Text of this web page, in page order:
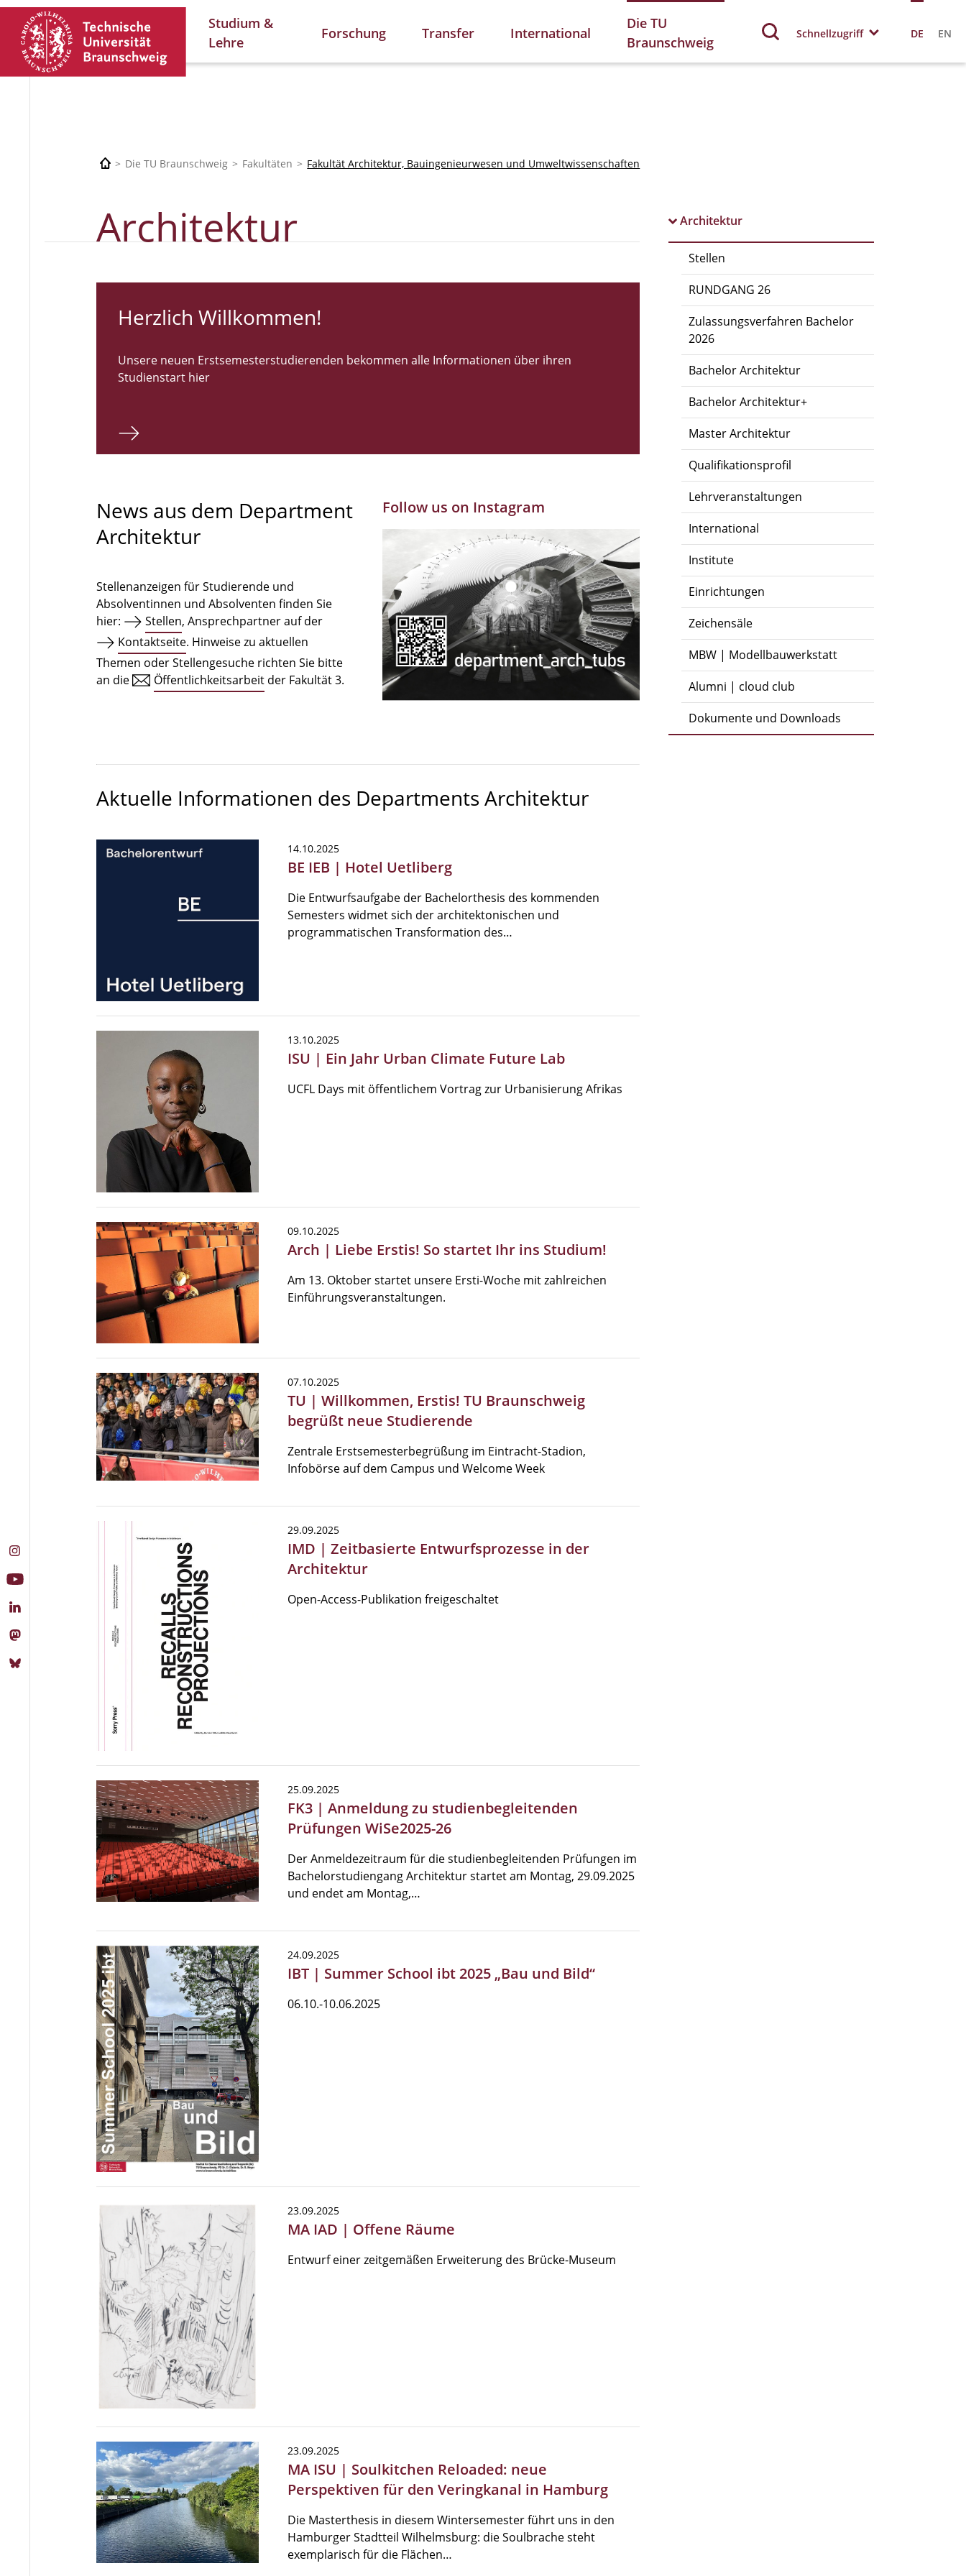
Studium &
Lehre
Forschung Transfer International
Die TU
Braunschweig
Schnellzugriff DE EN
Die TU Braunschweig Fakultäten Fakultät Architektur, Bauingenieurwesen und Umweltwissenschaften
Architektur
Stellen
RUNDGANG 26
Zulassungsverfahren Bachelor
2026
Bachelor Architektur
Bachelor Architektur+
Master Architektur
Qualifikationsprofil
Lehrveranstaltungen
International
Institute
Einrichtungen
Zeichensäle
MBW | Modellbauwerkstatt
Alumni | cloud club
Dokumente und Downloads
Architektur
Herzlich Willkommen!
Unsere neuen Erstsemesterstudierenden bekommen alle Informationen über ihren
Studienstart hier
News aus dem Department
Architektur
Stellenanzeigen für Studierende und
Absolventinnen und Absolventen finden Sie
hier:
Stellen, Ansprechpartner auf der
Kontaktseite. Hinweise zu aktuellen
Themen oder Stellengesuche richten Sie bitte
an die
Öffentlichkeitsarbeit der Fakultät 3.
Follow us on Instagram
Aktuelle Informationen des Departments Architektur
14.10.2025
BE IEB | Hotel Uetliberg
Die Entwurfsaufgabe der Bachelorthesis des kommenden
Semesters widmet sich der architektonischen und
programmatischen Transformation des…
13.10.2025
ISU | Ein Jahr Urban Climate Future Lab
UCFL Days mit öffentlichem Vortrag zur Urbanisierung Afrikas
09.10.2025
Arch | Liebe Erstis! So startet Ihr ins Studium!
Am 13. Oktober startet unsere Ersti-Woche mit zahlreichen
Einführungsveranstaltungen.
07.10.2025
TU | Willkommen, Erstis! TU Braunschweig
begrüßt neue Studierende
Zentrale Erstsemesterbegrüßung im Eintracht-Stadion,
Infobörse auf dem Campus und Welcome Week
29.09.2025
IMD | Zeitbasierte Entwurfsprozesse in der
Architektur
Open-Access-Publikation freigeschaltet
25.09.2025
FK3 | Anmeldung zu studienbegleitenden
Prüfungen WiSe2025-26
Der Anmeldezeitraum für die studienbegleitenden Prüfungen im
Bachelorstudiengang Architektur startet am Montag, 29.09.2025
und endet am Montag,…
24.09.2025
IBT | Summer School ibt 2025 „Bau und Bild“
06.10.-10.06.2025
23.09.2025
MA IAD | Offene Räume
Entwurf einer zeitgemäßen Erweiterung des Brücke-Museum
23.09.2025
MA ISU | Soulkitchen Reloaded: neue
Perspektiven für den Veringkanal in Hamburg
Die Masterthesis in diesem Wintersemester führt uns in den
Hamburger Stadtteil Wilhelmsburg: die Soulbrache steht
exemplarisch für die Flächen…